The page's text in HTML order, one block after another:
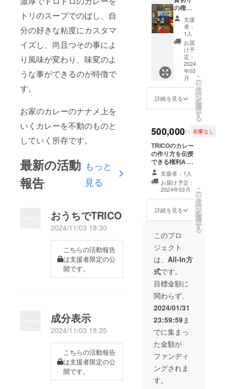
トリのスープでのばし、自
分の好きな粘度にカスタマ
イズし、尚且つその事によ
り風味が変わり、味変のよ
うな事ができるのが特徴で
す。
お家のカレーのナナメ上を
いくカレーを不動のものと
していく所存です。
最新の活動
報告
もっと
見る
おうちでTRICO
2024/11/03 18:30
こちらの活動報告
は支援者限定の公
開です。
成分表示
2024/11/03 18:25
こちらの活動報告
は支援者限定の公
開です。
用して
ご来店
いただ
きます
と、
トッピ
ングの
オマケ
が豪華
になり
ます。
名の記
載方法
させて
いただ
き、記
載サイ
ズに関
しまし
ては支
援者様
の人数
に応じ
て変わ
るもの
とさせ
ていた
だきま
す。 ・
支援
時、必
ず備考
欄にご
記載を
希望さ
れるお
名前を
くださ
い。 ・
のサイ
ズも必
たTシャ
ツ を制
作いた
しま
す。デ
ザイン
に関し
まして
は出来
上がり
次第公
しま
す。白
ントス
00085
）2色刷
をイ
メージ
してお
り、サ
は対応
できま
礼品は
クラウ
ドファ
ンディ
ング終
了後制
作し、
郵送に
てお届
けしま
す。 着
用して
ご来店
いただ
きます
と、
トッピ
ングの
たします。 お一
人様限定
の権利
日程は
相談の
上、営
業時間
の範囲
内で 1
日トリ
コカ
レーを
貸切
り。
パー
自由に
お使い
いただ
けま
す。 着
名程度
です。
立食だ
と30名
程度に
尚、ラ
ど大き
な音を
出す催
しに対
応しか
ねます
のでご
了承く
い。 打
ち合わ
せの
上、満
足いた
だける
料理
支援
者：
1人
お届
け予
定：
2024
年03
月
詳細を見る
こ
の
リ
タ
ー
ン
を
選
択
す
る
500,000円 在庫なし
TRICOのカレー
の作り方を伝授
できる権利A ・
当店といたしま
しては、いまの
ところ後継者は
いません。 「こ
の味を途絶えさ
せるのはもった
だきます。 私は
続けていきます
けれども、 「知
りたい」「習い
たい」という方
が、もしいらっ
しゃるのであれ
ばお教えしよう
と考えました。
は個人経営をな
さってるお店の
方です。 ・話し
合いで、場所、
日時、やり方を
教えします。 お
一人様限定
支援者：1人
お届け予定：
2024年03月
詳細を見る
こ
の
リ
タ
ー
ン
を
選
択
す
る
このプロ
ジェクト
は、 All-In方
式です。
目標金額に
関わらず、
2024/01/31
23:59:59ま
でに集まっ
た金額が
ファンディ
ングされま
す。